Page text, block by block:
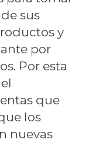
sus
y
por
Por esta
que
los
nuevas